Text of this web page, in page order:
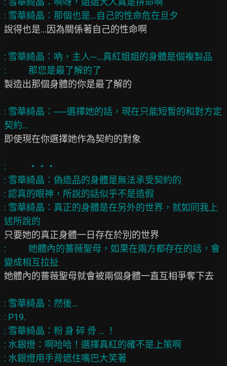
說得也是…因為關係著自己的性命啊
: 雪華綺晶：吶，主人─…真紅姐姐的身體是個複製品
製造出那個身體的你是最了解的
: 雪華綺晶：──選擇她的話，現在只能短暫的和對方定
即使現在你選擇她作為契約的對象
:           ‧‧‧
: 雪華綺晶：偽造品的身體是無法承受契約的
: 認真的眼神，所說的話似乎不是造假
: 雪華綺晶：真正的身體是在另外的世界，就如同我上
:           她體內的薔薇聖母，如果在兩方都存在的話，會
她體內的薔薇聖母就會被兩個身體一直互相爭奪下去
: 雪華綺晶：然後…
: P19.
: 雪華綺晶：粉 身 碎 骨 … ！
: 水銀燈：啊哈哈！選擇真紅的確不是上策啊
: 水銀燈用手背遮住嘴巴大笑著